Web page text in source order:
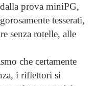
prova miniPG,
tesserati,
senza rotelle, alle
che certamente
i riflettori si